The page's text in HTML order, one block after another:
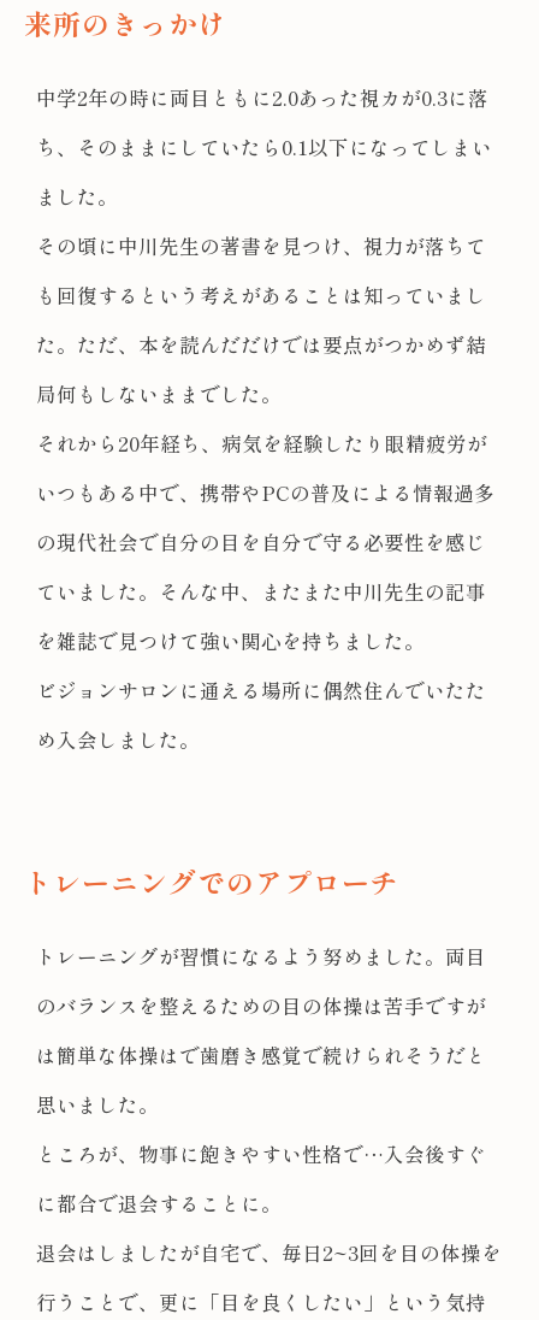
来所のきっかけ
中学2年の時に両目ともに2.0あった視カが0.3に落
ち、そのままにしていたら0.1以下になってしまい
ました。
その頃に中川先生の著書を見つけ、視力が落ちて
も回復するという考えがあることは知っていまし
た。ただ、本を読んだだけでは要点がつかめず結
局何もしないままでした。
それから20年経ち、病気を経験したり眼精疲労が
いつもある中で、携帯やPCの普及による情報過多
の現代社会で自分の目を自分で守る必要性を感じ
ていました。そんな中、またまた中川先生の記事
を雑誌で見つけて強い関心を持ちました。
ビジョンサロンに通える場所に偶然住んでいたた
め入会しました。
トレーニングでのアプローチ
トレーニングが習慣になるよう努めました。両目
のバランスを整えるための目の体操は苦手ですが
は簡単な体操はで歯磨き感覚で続けられそうだと
思いました。
ところが、物事に飽きやすい性格で…入会後すぐ
に都合で退会することに。
退会はしましたが自宅で、毎日2~3回を目の体操を
行うことで、更に「目を良くしたい」という気持